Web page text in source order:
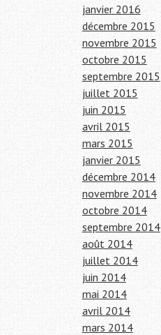
janvier 2016
décembre 2015
novembre 2015
octobre 2015
septembre 2015
juillet 2015
juin 2015
avril 2015
mars 2015
janvier 2015
décembre 2014
novembre 2014
octobre 2014
septembre 2014
août 2014
juillet 2014
juin 2014
mai 2014
avril 2014
mars 2014